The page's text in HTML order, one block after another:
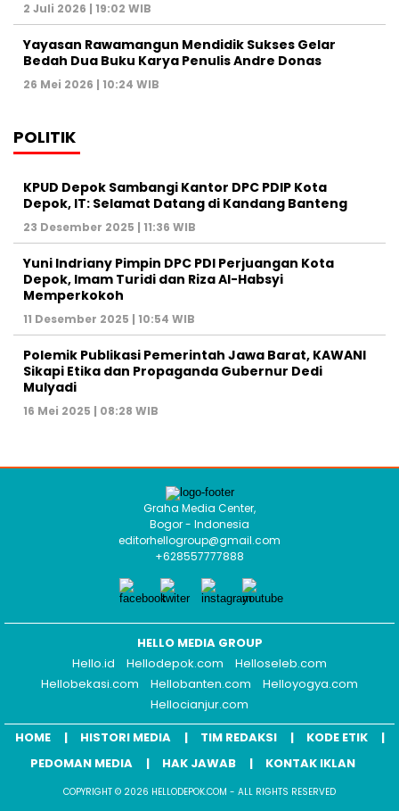
2 Juli 2026 | 19:02 WIB
Yayasan Rawamangun Mendidik Sukses Gelar
Bedah Dua Buku Karya Penulis Andre Donas
26 Mei 2026 | 10:24 WIB
POLITIK
KPUD Depok Sambangi Kantor DPC PDIP Kota
Depok, IT: Selamat Datang di Kandang Banteng
23 Desember 2025 | 11:36 WIB
Yuni Indriany Pimpin DPC PDI Perjuangan Kota
Depok, Imam Turidi dan Riza Al-Habsyi
Memperkokoh
11 Desember 2025 | 10:54 WIB
Polemik Publikasi Pemerintah Jawa Barat, KAWANI
Sikapi Etika dan Propaganda Gubernur Dedi
Mulyadi
16 Mei 2025 | 08:28 WIB
Graha Media Center,
Bogor - Indonesia
editorhellogroup@gmail.com
+628557777888
HELLO MEDIA GROUP
Hello.id
Hellodepok.com
Helloseleb.com
Hellobekasi.com
Hellobanten.com
Helloyogya.com
Hellocianjur.com
HOME
HISTORI MEDIA TIM REDAKSI
KODE ETIK
PEDOMAN MEDIA
HAK JAWAB KONTAK IKLAN
COPYRIGHT © 2026 HELLODEPOK.COM - ALL RIGHTS RESERVED